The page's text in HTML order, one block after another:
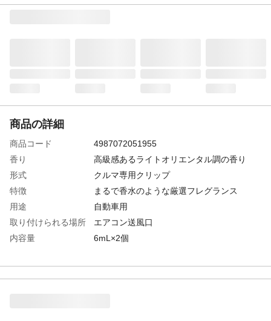
商品の詳細
商品コード
4987072051955
香り
高級感あるライトオリエンタル調の香り
形式
クルマ専用クリップ
特徴
まるで香水のような厳選フレグランス
用途
自動車用
取り付けられる場所
エアコン送風口
内容量
6mL×2個
使用方法
●付属のクリップを下から上にはめる※「カ
チッ」と音がするまで差し込む●本体の上カ